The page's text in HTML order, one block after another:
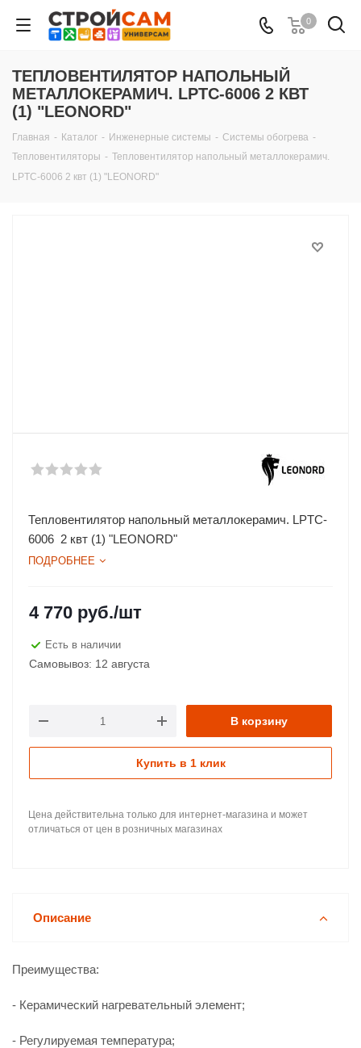
0
ТЕПЛОВЕНТИЛЯТОР НАПОЛЬНЫЙ
МЕТАЛЛОКЕРАМИЧ. LPTC-6006 2 КВТ
(1) "LEONORD"
Главная - Каталог - Инженерные системы - Системы обогрева -
Тепловентиляторы - Тепловентилятор напольный металлокерамич.
LPTC-6006 2 квт (1) "LEONORD"
Тепловентилятор напольный металлокерамич. LPTC-
6006 2 квт (1) "LEONORD"
ПОДРОБНЕЕ
4 770 руб./шт
Есть в наличии
Самовывоз: 12 августа
В корзину
Купить в 1 клик
Цена действительна только для интернет-магазина и может
отличаться от цен в розничных магазинах
Описание
Преимущества:
- Керамический нагревательный элемент;
- Регулируемая температура;